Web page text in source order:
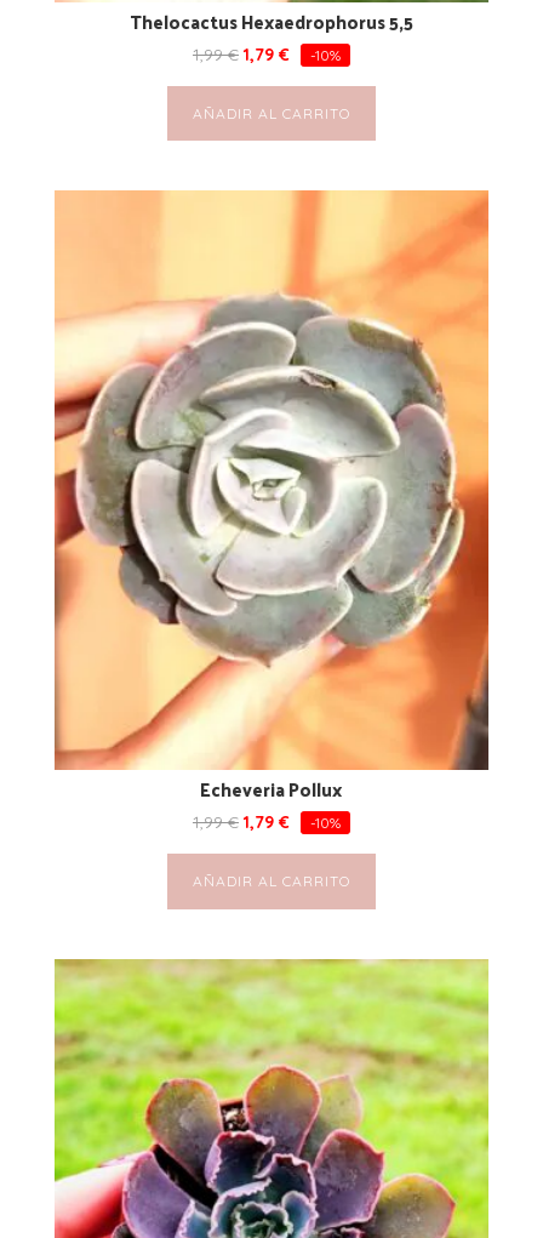
Thelocactus Hexaedrophorus 5,5
1,99€ 1,79 € -10%
AÑADIR AL CARRITO
Echeveria Pollux
1,99€ 1,79 € -10%
AÑADIR AL CARRITO